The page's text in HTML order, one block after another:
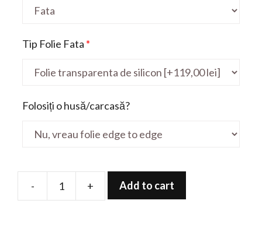
Tip Folie Fata *
Folosiți o husă/carcasă?
-
Folie
+ Add to cart